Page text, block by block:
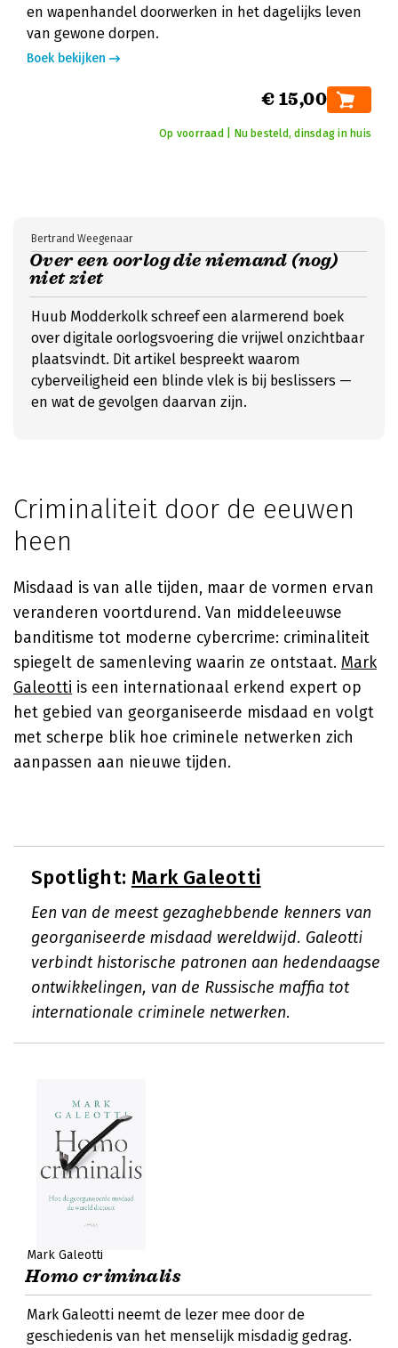
en wapenhandel doorwerken in het dagelijks leven
van gewone dorpen.
Boek bekijken
€ 15,00
Op voorraad | Nu besteld, dinsdag in huis
Over een oorlog die niemand (nog)
niet ziet
Bertrand Weegenaar
Huub Modderkolk schreef een alarmerend boek
over digitale oorlogsvoering die vrijwel onzichtbaar
plaatsvindt. Dit artikel bespreekt waarom
cyberveiligheid een blinde vlek is bij beslissers —
en wat de gevolgen daarvan zijn.
Criminaliteit door de eeuwen
heen
Misdaad is van alle tijden, maar de vormen ervan
veranderen voortdurend. Van middeleeuwse
banditisme tot moderne cybercrime: criminaliteit
spiegelt de samenleving waarin ze ontstaat. Mark
Galeotti is een internationaal erkend expert op
het gebied van georganiseerde misdaad en volgt
met scherpe blik hoe criminele netwerken zich
aanpassen aan nieuwe tijden.
Spotlight: Mark Galeotti
Een van de meest gezaghebbende kenners van
georganiseerde misdaad wereldwijd. Galeotti
verbindt historische patronen aan hedendaagse
ontwikkelingen, van de Russische maffia tot
internationale criminele netwerken.
Mark Galeotti
Homo criminalis
Mark Galeotti neemt de lezer mee door de
geschiedenis van het menselijk misdadig gedrag.